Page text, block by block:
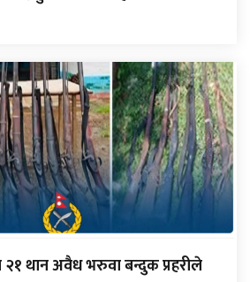
२१ थान अवैध भरुवा बन्दुक प्रहरीले